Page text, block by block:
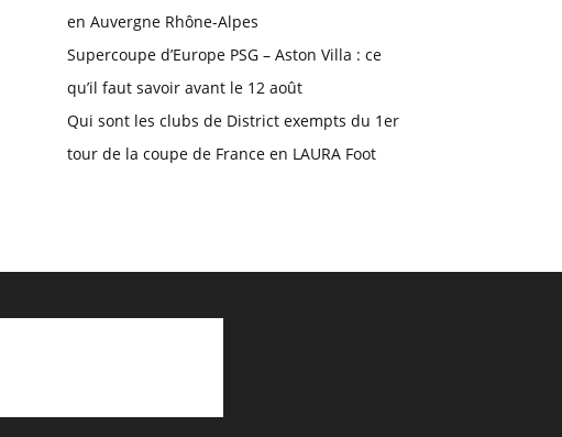
en Auvergne Rhône-Alpes
Supercoupe d’Europe PSG – Aston Villa : ce
qu’il faut savoir avant le 12 août
Qui sont les clubs de District exempts du 1er
tour de la coupe de France en LAURA Foot